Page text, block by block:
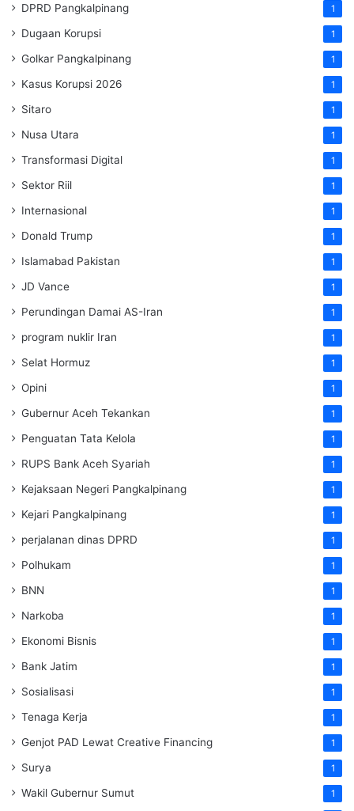
DPRD Pangkalpinang 1
Dugaan Korupsi 1
Golkar Pangkalpinang 1
Kasus Korupsi 2026 1
Sitaro 1
Nusa Utara 1
Transformasi Digital 1
Sektor Riil 1
Internasional 1
Donald Trump 1
Islamabad Pakistan 1
JD Vance 1
Perundingan Damai AS-Iran 1
program nuklir Iran 1
Selat Hormuz 1
Opini 1
Gubernur Aceh Tekankan 1
Penguatan Tata Kelola 1
RUPS Bank Aceh Syariah 1
Kejaksaan Negeri Pangkalpinang 1
Kejari Pangkalpinang 1
perjalanan dinas DPRD 1
Polhukam 1
BNN 1
Narkoba 1
Ekonomi Bisnis 1
Bank Jatim 1
Sosialisasi 1
Tenaga Kerja 1
Genjot PAD Lewat Creative Financing 1
Surya 1
Wakil Gubernur Sumut 1